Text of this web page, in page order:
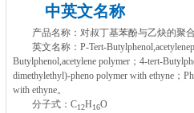
中英文名称
产品名称：对叔丁基苯酚与乙炔的聚
英文名称：P-Tert-
Butylphenol,acetylene polymer；4-tert-
dimethylethyl)-pheno polymer with ethyne；
with ethyne。
分子式：C12H16O